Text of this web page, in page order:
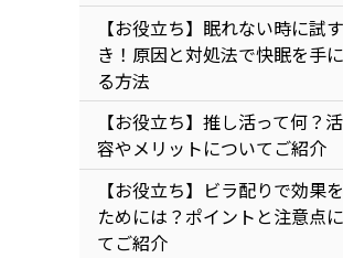
【お役立ち】眠れない時に試
き！原因と対処法で快眠を手
る方法
【お役立ち】推し活って何？
容やメリットについてご紹介
【お役立ち】ビラ配りで効果
ためには？ポイントと注意点
てご紹介